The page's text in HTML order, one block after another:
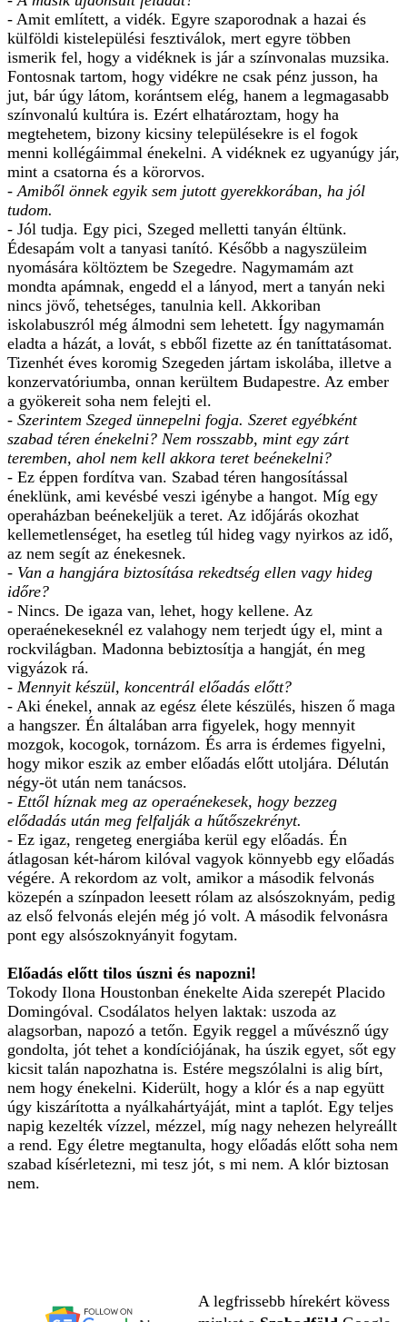
- Amit említett, a vidék. Egyre szaporodnak a hazai és
külföldi kistelepülési fesztiválok, mert egyre többen
ismerik fel, hogy a vidéknek is jár a színvonalas muzsika.
Fontosnak tartom, hogy vidékre ne csak pénz jusson, ha
jut, bár úgy látom, korántsem elég, hanem a legmagasabb
színvonalú kultúra is. Ezért elhatároztam, hogy ha
megtehetem, bizony kicsiny településekre is el fogok
menni kollégáimmal énekelni. A vidéknek ez ugyanúgy jár,
mint a csatorna és a körorvos.
- Amiből önnek egyik sem jutott gyerekkorában, ha jól
tudom.
- Jól tudja. Egy pici, Szeged melletti tanyán éltünk.
Édesapám volt a tanyasi tanító. Később a nagyszüleim
nyomására költöztem be Szegedre. Nagymamám azt
mondta apámnak, engedd el a lányod, mert a tanyán neki
nincs jövő, tehetséges, tanulnia kell. Akkoriban
iskolabuszról még álmodni sem lehetett. Így nagymamán
eladta a házát, a lovát, s ebből fizette az én taníttatásomat.
Tizenhét éves koromig Szegeden jártam iskolába, illetve a
konzervatóriumba, onnan kerültem Budapestre. Az ember
a gyökereit soha nem felejti el.
- Szerintem Szeged ünnepelni fogja. Szeret egyébként
szabad téren énekelni? Nem rosszabb, mint egy zárt
teremben, ahol nem kell akkora teret beénekelni?
- Ez éppen fordítva van. Szabad téren hangosítással
éneklünk, ami kevésbé veszi igénybe a hangot. Míg egy
operaházban beénekeljük a teret. Az időjárás okozhat
kellemetlenséget, ha esetleg túl hideg vagy nyirkos az idő,
az nem segít az énekesnek.
- Van a hangjára biztosítása rekedtség ellen vagy hideg
időre?
- Nincs. De igaza van, lehet, hogy kellene. Az
operaénekeseknél ez valahogy nem terjedt úgy el, mint a
rockvilágban. Madonna bebiztosítja a hangját, én meg
vigyázok rá.
- Mennyit készül, koncentrál előadás előtt?
- Aki énekel, annak az egész élete készülés, hiszen ő maga
a hangszer. Én általában arra figyelek, hogy mennyit
mozgok, kocogok, tornázom. És arra is érdemes figyelni,
hogy mikor eszik az ember előadás előtt utoljára. Délután
négy-öt után nem tanácsos.
- Ettől híznak meg az operaénekesek, hogy bezzeg
elődadás után meg felfalják a hűtőszekrényt.
- Ez igaz, rengeteg energiába kerül egy előadás. Én
átlagosan két-három kilóval vagyok könnyebb egy előadás
végére. A rekordom az volt, amikor a második felvonás
közepén a színpadon leesett rólam az alsószoknyám, pedig
az első felvonás elején még jó volt. A második felvonásra
pont egy alsószoknyányit fogytam.
Előadás előtt tilos úszni és napozni!
Tokody Ilona Houstonban énekelte Aida szerepét Placido
Domingóval. Csodálatos helyen laktak: uszoda az
alagsorban, napozó a tetőn. Egyik reggel a művésznő úgy
gondolta, jót tehet a kondíciójának, ha úszik egyet, sőt egy
kicsit talán napozhatna is. Estére megszólalni is alig bírt,
nem hogy énekelni. Kiderült, hogy a klór és a nap együtt
úgy kiszárította a nyálkahártyáját, mint a taplót. Egy teljes
napig kezelték vízzel, mézzel, míg nagy nehezen helyreállt
a rend. Egy életre megtanulta, hogy előadás előtt soha nem
szabad kísérletezni, mi tesz jót, s mi nem. A klór biztosan
nem.
A legfrissebb hírekért kövess